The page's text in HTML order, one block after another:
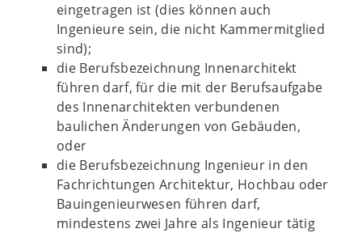
eingetragen ist (dies können auch
Ingenieure sein, die nicht Kammermitglied
sind);
die Berufsbezeichnung Innenarchitekt
führen darf, für die mit der Berufsaufgabe
des Innenarchitekten verbundenen
baulichen Änderungen von Gebäuden,
oder
die Berufsbezeichnung Ingenieur in den
Fachrichtungen Architektur, Hochbau oder
Bauingenieurwesen führen darf,
mindestens zwei Jahre als Ingenieur tätig